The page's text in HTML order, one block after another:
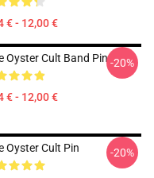
€ - 12,00 €
Oyster Cult Band Pin
€ - 12,00 €
-20%
Oyster Cult Pin -20%